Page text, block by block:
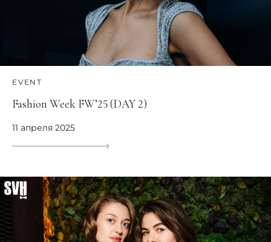
EVENT
Fashion Week FW’25 (DAY 2)
11 апреля 2025